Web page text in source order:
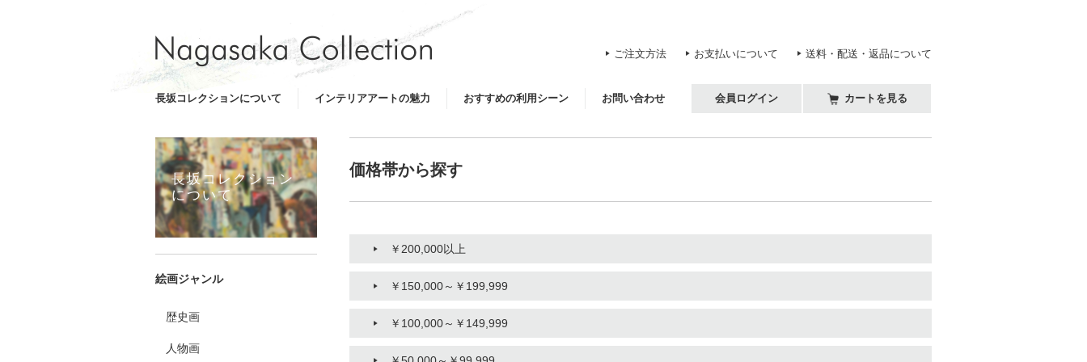
ご注文方法 お支払いについて 送料・配送・返品について
長坂コレクションについて インテリアアートの魅力 おすすめの利用シーン お問い合わせ 会員ログイン カートを見る
価格帯から探す
￥200,000以上
￥150,000～￥199,999
￥100,000～￥149,999
長坂コレクション
について
絵画ジャンル
歴史画
人物画